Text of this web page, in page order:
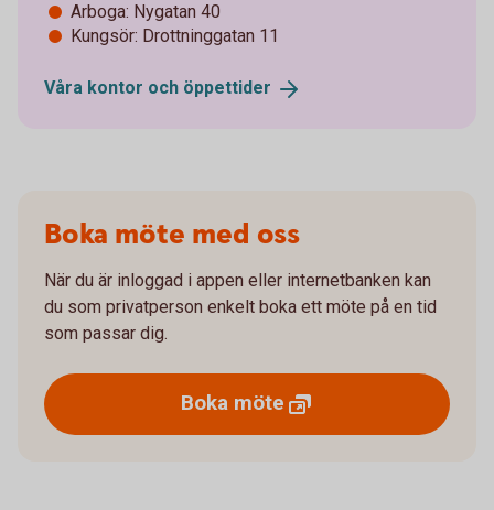
Arboga: Nygatan 40
Kungsör: Drottninggatan 11
Våra kontor och öppettider
Boka möte med oss
När du är inloggad i appen eller internetbanken kan
du som privatperson enkelt boka ett möte på en tid
som passar dig.
Boka möte